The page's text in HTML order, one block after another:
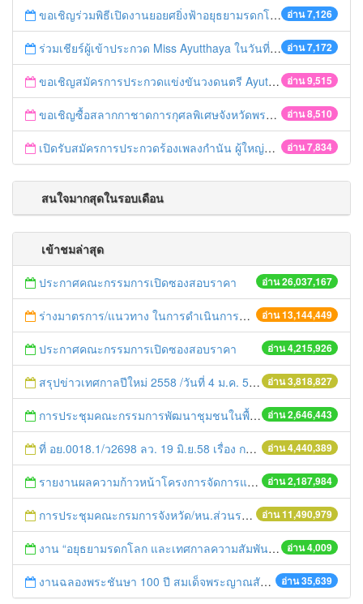
อ่าน 7,126
ขอเชิญร่วมพิธีเปิดงานยอยศยิ่งฟ้าอยุธยามรดกโลก
อ่าน 7,172
ร่วมเชียร์ผู้เข้าประกวด Miss Ayutthaya ในวันที่ 15 ธันวาคม 2560
อ่าน 9,515
ขอเชิญสมัครการประกวดแข่งขันวงดนตรี Ayutthaya battle of the bands
อ่าน 8,510
ขอเชิญซื้อสลากกาชาดการกุศลพิเศษจังหวัดพระนครศรีอยุธยา 2560
อ่าน 7,834
เปิดรับสมัครการประกวดร้องเพลงกำนัน ผู้ใหญ่บ้าน ฯลฯ
สนใจมากสุดในรอบเดือน
เข้าชมล่าสุด
อ่าน 26,037,167
ประกาศคณะกรรมการเปิดซองสอบราคา
อ่าน 13,144,449
ร่างมาตรการ/แนวทาง ในการดำเนินการประกอบการตรวจราชการแบบบูรณาการ
อ่าน 4,215,926
ประกาศคณะกรรมการเปิดซองสอบราคา
อ่าน 3,818,827
สรุปข่าวเทศกาลปีใหม่ 2558 /วันที่ 4 ม.ค. 58
อ่าน 2,646,443
การประชุมคณะกรรมการพัฒนาชุมชนในพื้นที่รอบโรงไฟฟ้า (คพรฟ.) ครั้งที่ 2/2558 กองทุนพัฒนาไฟฟ้าบริษัท โรจนะเพาเวอร์ จำกัด
อ่าน 4,440,389
ที่ อย.0018.1/ว2698 ลว. 19 มิ.ย.58 เรื่อง การแก้ไขปัญหาหนี้สินให้แก่เกษตรกร
อ่าน 2,187,984
รายงานผลความก้าวหน้าโครงการจัดการแก้ไขปัญหาขยะ สัปดาห์ที่ 9/2558
อ่าน 11,490,979
การประชุมคณะกรมการจังหวัด/หน.ส่วนราชการประจำเดือน มิถุนายน 2558
อ่าน 4,009
งาน “อยุธยามรดกโลก และเทศกาลความสัมพันธ์ ไทย – ญี่ปุ่น” ๑ - ๔ กันยายน ๒๕๕๔
อ่าน 35,639
งานฉลองพระชันษา 100 ปี สมเด็จพระญาณสังวร สมเด็จพระสังฆราช สกลมหาสังฆปริณายก 3 ตุลาคม 2556